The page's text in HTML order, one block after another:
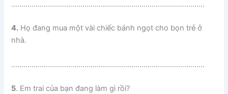
…………………………………………………………………………………..
4. Họ đang mua một vài chiếc bánh ngọt cho bọn trẻ ở
nhà.
…………………………………………………………………………………..
5. Em trai của bạn đang làm gì rồi?